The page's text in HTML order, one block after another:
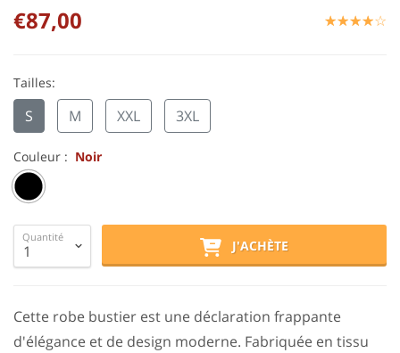
€87,00
☆☆☆☆☆
★★★★★
Tailles:
S M XXL 3XL
Couleur : Noir
Quantité
J'ACHÈTE
Cette robe bustier est une déclaration frappante
d'élégance et de design moderne. Fabriquée en tissu